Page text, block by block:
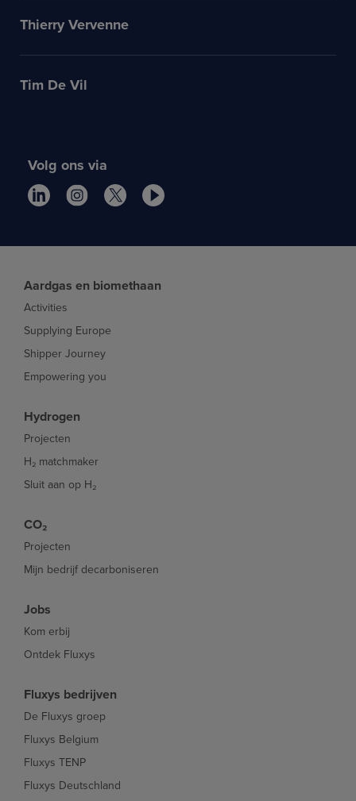
Thierry Vervenne
Tim De Vil
Volg ons via
Aardgas en biomethaan
Activities
Supplying Europe
Shipper Journey
Empowering you
Hydrogen
Projecten
H₂ matchmaker
Sluit aan op H₂
CO₂
Projecten
Mijn bedrijf decarboniseren
Jobs
Kom erbij
Ontdek Fluxys
Fluxys bedrijven
De Fluxys groep
Fluxys Belgium
Fluxys TENP
Fluxys Deutschland